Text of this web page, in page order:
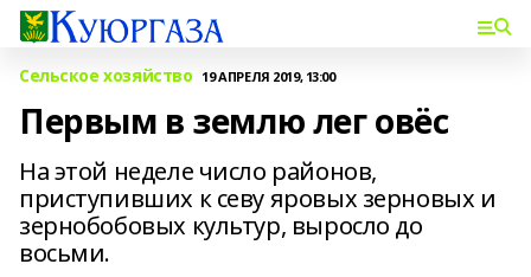
Сельское хозяйство 19 АПРЕЛЯ 2019, 13:00
Первым в землю лег овёс
На этой неделе число районов,
приступивших к севу яровых зерновых и
зернобобовых культур, выросло до
восьми.